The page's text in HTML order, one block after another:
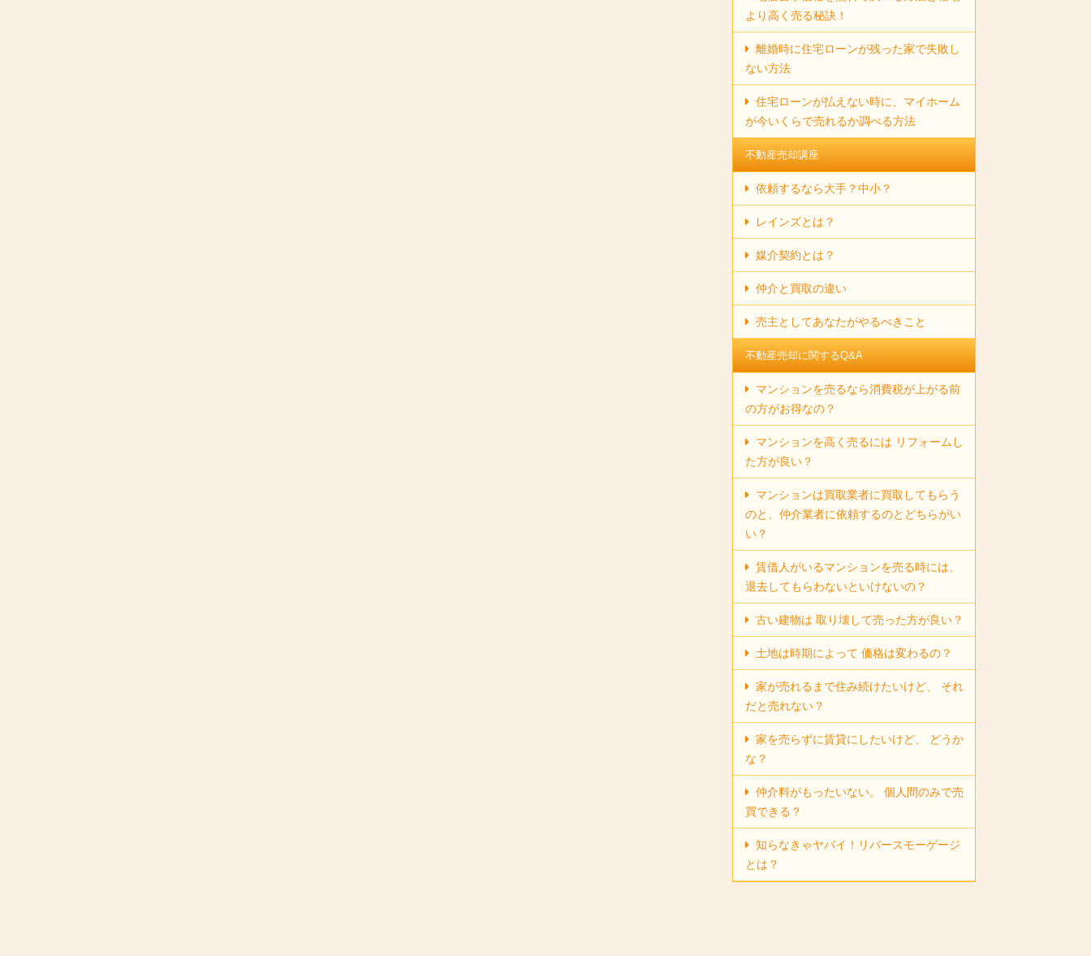
より高く売る秘訣！
離婚時に住宅ローンが残った家で失敗し
ない方法
住宅ローンが払えない時に、マイホーム
が今いくらで売れるか調べる方法
不動産売却講座
依頼するなら大手？中小？
レインズとは？
媒介契約とは？
仲介と買取の違い
売主としてあなたがやるべきこと
不動産売却に関するQ&A
マンションを売るなら消費税が上がる前
の方がお得なの？
マンションを高く売るには リフォームし
た方が良い？
マンションは買取業者に買取してもらう
のと、仲介業者に依頼するのとどちらがい
い？
賃借人がいるマンションを売る時には、
退去してもらわないといけないの？
古い建物は 取り壊して売った方が良い？
土地は時期によって 価格は変わるの？
家が売れるまで住み続けたいけど、 それ
だと売れない？
家を売らずに賃貸にしたいけど、 どうか
な？
仲介料がもったいない。 個人間のみで売
買できる？
知らなきゃヤバイ！リバースモーゲージ
とは？